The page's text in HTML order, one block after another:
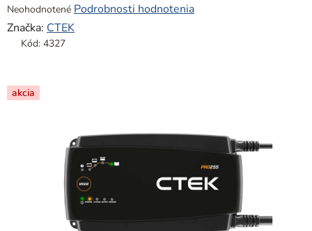
Priemerné
hodnotenie
produktu
z
5
Neohodnotené Podrobnosti hodnotenia
Značka: CTEK
Kód: 4327
akcia